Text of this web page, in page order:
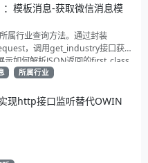
模板消息-获取微信消息模
属行业查询方法。通过封装
，调用get_industry接口获
如何解析JSON返回的first_class
知场景开发支持
所属行业
现http接口监听替代OWIN